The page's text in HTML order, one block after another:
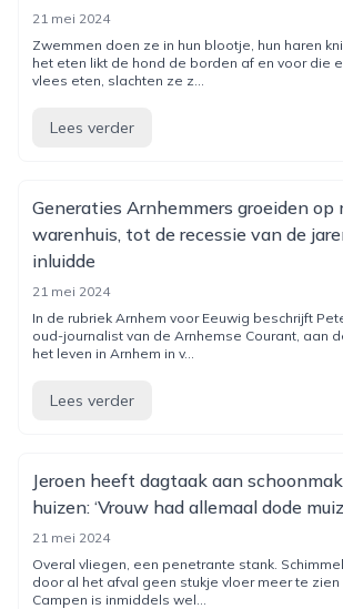
21 mei 2024
Zwemmen doen ze in hun blootje, hun haren
het eten likt de hond de borden af en voor die
vlees eten, slachten ze z...
Lees verder
Generaties Arnhemmers groeiden op
warenhuis, tot de recessie van de
inluidde
21 mei 2024
In de rubriek Arnhem voor Eeuwig beschrijft
oud-journalist van de Arnhemse Courant, aan
het leven in Arnhem in v...
Lees verder
Jeroen heeft dagtaak aan
huizen: ‘Vrouw had allemaal dode
21 mei 2024
Overal vliegen, een penetrante stank.
door al het afval geen stukje vloer meer te zien
Campen is inmiddels wel...